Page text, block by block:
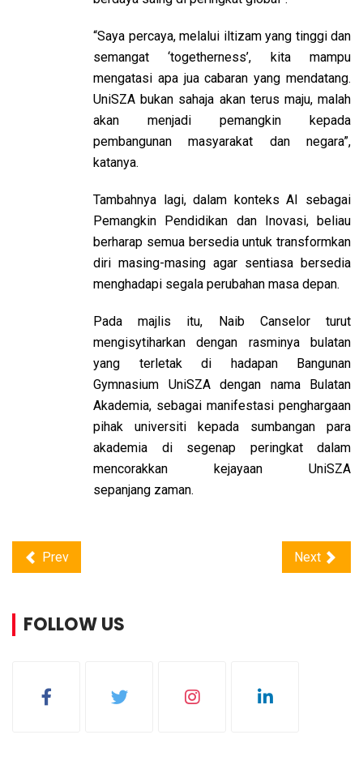
“Saya percaya, melalui iltizam yang tinggi dan
semangat ‘togetherness’, kita mampu
mengatasi apa jua cabaran yang mendatang.
UniSZA bukan sahaja akan terus maju, malah
akan menjadi pemangkin kepada
pembangunan masyarakat dan negara”,
katanya.
Tambahnya lagi, dalam konteks AI sebagai
Pemangkin Pendidikan dan Inovasi, beliau
berharap semua bersedia untuk transformkan
diri masing-masing agar sentiasa bersedia
menghadapi segala perubahan masa depan.
Pada majlis itu, Naib Canselor turut
mengisytiharkan dengan rasminya bulatan
yang terletak di hadapan Bangunan
Gymnasium UniSZA dengan nama Bulatan
Akademia, sebagai manifestasi penghargaan
pihak universiti kepada sumbangan para
akademia di segenap peringkat dalam
mencorakkan kejayaan UniSZA
sepanjang zaman.
Prev Next
FOLLOW US